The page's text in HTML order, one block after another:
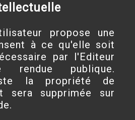
propose une
à ce qu'elle soit
par l'Editeur
rendue publique.
la propriété de
sera supprimée sur